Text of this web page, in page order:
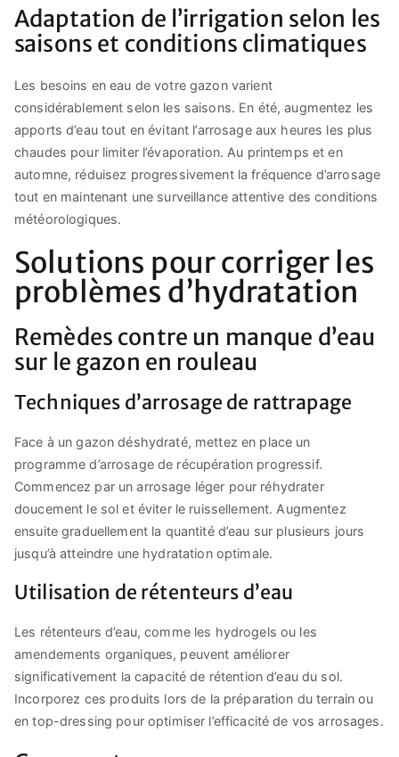
Adaptation de l’irrigation selon les
saisons et conditions climatiques
Les besoins en eau de votre gazon varient
considérablement selon les saisons. En été, augmentez les
apports d’eau tout en évitant l’arrosage aux heures les plus
chaudes pour limiter l’évaporation. Au printemps et en
automne, réduisez progressivement la fréquence d’arrosage
tout en maintenant une surveillance attentive des conditions
météorologiques.
Solutions pour corriger les
problèmes d’hydratation
Remèdes contre un manque d’eau
sur le gazon en rouleau
Techniques d’arrosage de rattrapage
Face à un gazon déshydraté, mettez en place un
programme d’arrosage de récupération progressif.
Commencez par un arrosage léger pour réhydrater
doucement le sol et éviter le ruissellement. Augmentez
ensuite graduellement la quantité d’eau sur plusieurs jours
jusqu’à atteindre une hydratation optimale.
Utilisation de rétenteurs d’eau
Les rétenteurs d’eau, comme les hydrogels ou les
amendements organiques, peuvent améliorer
significativement la capacité de rétention d’eau du sol.
Incorporez ces produits lors de la préparation du terrain ou
en top-dressing pour optimiser l’efficacité de vos arrosages.